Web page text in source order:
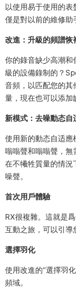
以使用易于使用的
僅是對以前的維修助
改進：升級的頻譜恢
你的錄音缺少高潮和
級的設備錄制的？
音頻，以匹配您的
量，現在也可以添加
新模式：去噪動态自
使用新的動态自适
嗡嗡聲和嗡嗡聲，無
在不犧牲質量的情
噪聲。
首次用戶體驗
RX很複雜。這就是
互動之旅，可以引導
選擇羽化
使用改進的“選擇羽
頻域。